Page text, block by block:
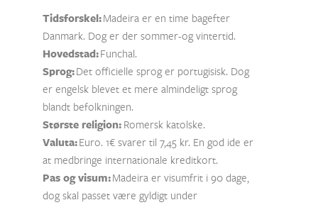
Tidsforskel:Madeira er en time bagefter
Danmark. Dog er der sommer-og vintertid.
Hovedstad:Funchal.
Sprog:Det officielle sprog er portugisisk. Dog
er engelsk blevet et mere almindeligt sprog
blandt befolkningen.
Største religion: Romersk katolske.
Valuta:Euro. 1€ svarer til 7,45 kr. En god ide er
at medbringe internationale kreditkort.
Pas og visum:Madeira er visumfrit i 90 dage,
dog skal passet være gyldigt under